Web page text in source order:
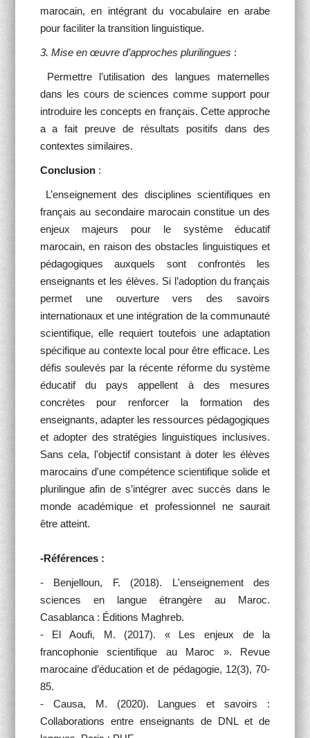
marocain, en intégrant du vocabulaire en arabe
pour faciliter la transition linguistique.
3. Mise en œuvre d’approches plurilingues :
Permettre l’utilisation des langues maternelles
dans les cours de sciences comme support pour
introduire les concepts en français. Cette approche
a a fait preuve de résultats positifs dans des
contextes similaires.
Conclusion:
L’enseignement des disciplines scientifiques en
français au secondaire marocain constitue un des
enjeux majeurs pour le système éducatif
marocain, en raison des obstacles linguistiques et
pédagogiques auxquels sont confrontés les
enseignants et les élèves. Si l’adoption du français
permet une ouverture vers des savoirs
internationaux et une intégration de la communauté
scientifique, elle requiert toutefois une adaptation
spécifique au contexte local pour être efficace. Les
défis soulevés par la récente réforme du système
éducatif du pays appellent à des mesures
concrètes pour renforcer la formation des
enseignants, adapter les ressources pédagogiques
et adopter des stratégies linguistiques inclusives.
Sans cela, l'objectif consistant à doter les élèves
marocains d'une compétence scientifique solide et
plurilingue afin de s’intégrer avec succès dans le
monde académique et professionnel ne saurait
être atteint.
-Références :
- Benjelloun, F. (2018). L'enseignement des
sciences en langue étrangère au Maroc.
Casablanca : Éditions Maghreb.
- El Aoufi, M. (2017). « Les enjeux de la
francophonie scientifique au Maroc ». Revue
marocaine d’éducation et de pédagogie, 12(3), 70-
85.
- Causa, M. (2020). Langues et savoirs :
Collaborations entre enseignants de DNL et de